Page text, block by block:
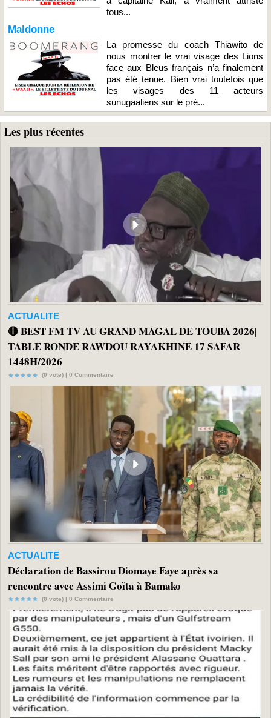
tous...
Maldonne
La promesse du coach Thiawito de
nous montrer le vrai visage des Lions
face aux Bleus français n’a finalement
pas été tenue. Bien vrai toutefois que
les visages des 11 acteurs
sunugaaliens sur le pré...
Les plus récentes
ACTUALITE
🔴 BEST FM TV AU GRAND MAGAL DE TOUBA 2026|
TABLE RONDE RAWDOU RAYAKHINE 17 SAFAR
1448H/2026
(0 vote) | 0 Commentaire
ACTUALITE
Déclaration de Bassirou Diomaye Faye après sa
rencontre avec Assimi Goïta à Bamako
(0 vote) | 0 Commentaire